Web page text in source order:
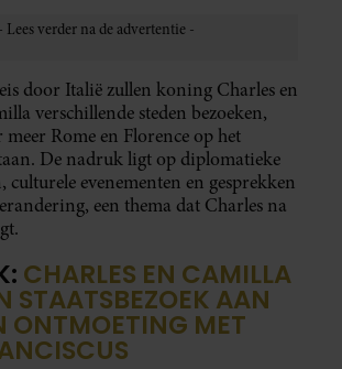
door Italië zullen koning Charles en
verschillende steden bezoeken,
Rome en Florence op het
De nadruk ligt op diplomatieke
culturele evenementen en gesprekken
een thema dat Charles na
CHARLES EN CAMILLA
STAATSBEZOEK AAN
ONTMOETING MET